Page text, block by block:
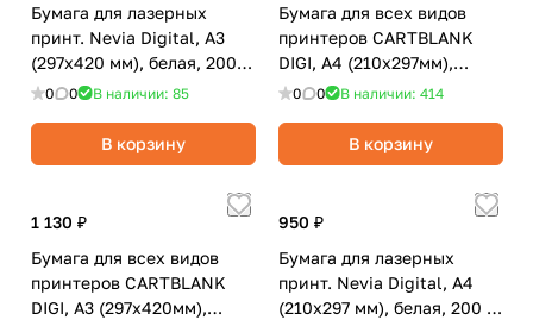
Бумага для лазерных
принт. Nevia Digital, А3
(297x420 мм), белая, 200
г/м2, матовая, 250 л.
0 0 В наличии: 85
В корзину
Бумага для всех видов
принтеров CARTBLANK
DIGI, А4 (210х297мм),
белая, 200 г/м2, матовая,
0 0 В наличии: 414
В корзину
1 130 ₽
Бумага для всех видов
принтеров CARTBLANK
DIGI, А3 (297х420мм),
950 ₽
Бумага для лазерных
принт. Nevia Digital, А4
(210x297 мм), белая, 200 г/